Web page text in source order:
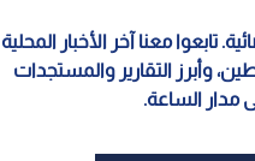
تابعوا معنا آخر الأخبار المحلية
وأبرز التقارير والمستجدات
مدار الساعة.